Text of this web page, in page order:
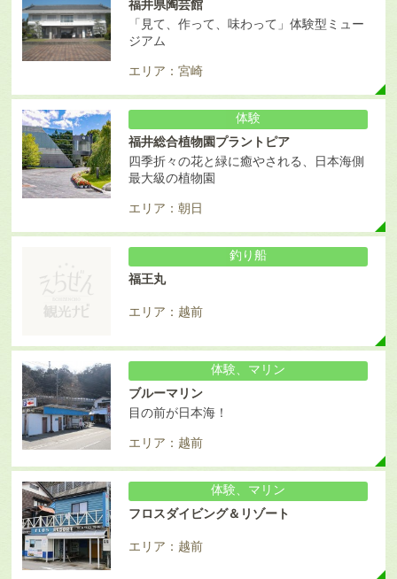
福井県陶芸館
「見て、作って、味わって」体験型ミュー
ジアム
エリア：宮崎
体験
福井総合植物園プラントピア
四季折々の花と緑に癒やされる、日本海側
最大級の植物園
エリア：朝日
釣り船
福王丸
エリア：越前
体験、マリン
ブルーマリン
目の前が日本海！
エリア：越前
体験、マリン
フロスダイビング＆リゾート
エリア：越前